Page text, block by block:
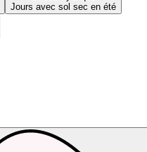
Jours avec sol sec en été